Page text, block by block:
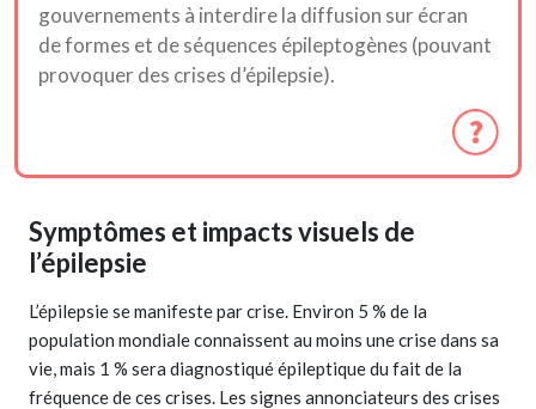
gouvernements à interdire la diffusion sur écran
de formes et de séquences épileptogènes (pouvant
provoquer des crises d’épilepsie).
Symptômes et impacts visuels de
l’épilepsie
L’épilepsie se manifeste par crise. Environ 5 % de la
population mondiale connaissent au moins une crise dans sa
vie, mais 1 % sera diagnostiqué épileptique du fait de la
fréquence de ces crises. Les signes annonciateurs des crises